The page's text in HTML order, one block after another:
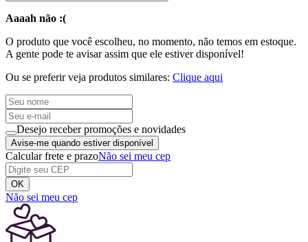
Aaaah não :(
O produto que você escolheu, no momento, não temos em estoque.
A gente pode te avisar assim que ele estiver disponível!
Ou se preferir veja produtos similares: Clique aqui
Desejo receber promoções e novidades
Avise-me quando estiver disponível
Calcular frete e prazoNão sei meu cep
OK
Não sei meu cep